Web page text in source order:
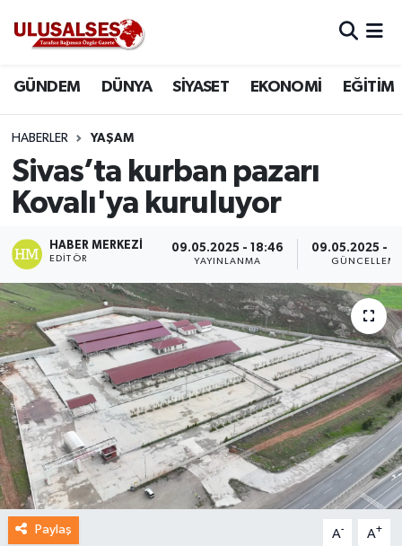
GÜNDEM DÜNYA SİYASET EKONOMİ EĞİTİM
HABERLER YAŞAM
Sivas’ta kurban pazarı
Kovalı'ya kuruluyor
HABER MERKEZI
EDITÖR
09.05.2025 - 18:46
YAYINLANMA
09.05.2025 -
Paylaş A- A+
DÜNYA
SİYASET
EKONOMİ
EĞİTİM
SAĞLIK
MAGAZİN
SPOR
Trafik Durumu
Süper Lig Puan Durumu ve Fikstür
Tüm Manşetler
Son Dakika Haberleri
Haber Arşivi